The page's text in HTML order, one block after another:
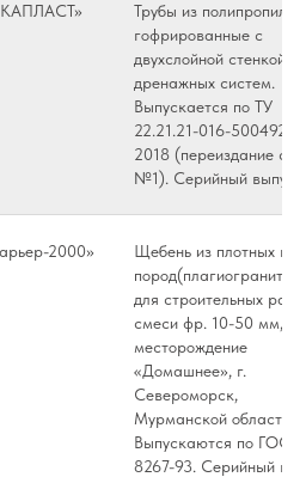
Трубы из
гофрированные с
двухслойной стенкой
дренажных систем.
Выпускается по ТУ
22.21.21-016-
2018 (переиздание с
№1). Серийный выпуск
2000»
Щебень из плотных
пород(плагиогранитов)
для строительных
смеси фр. 10-50 мм,
месторождение
«Домашнее», г.
Североморск,
Мурманской области.
Выпускаются по ГОСТ
8267-93. Серийный